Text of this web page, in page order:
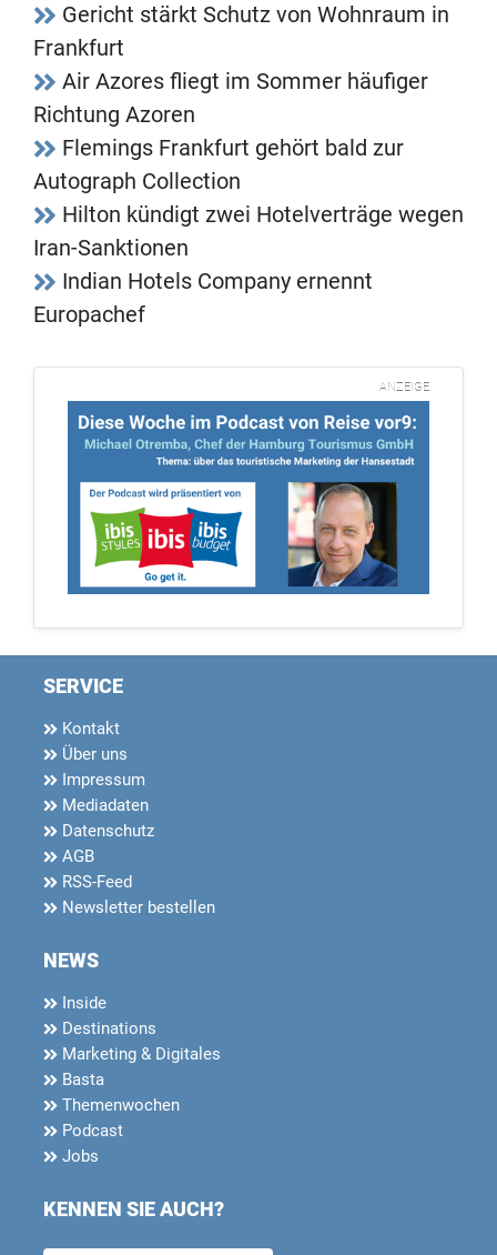
Gericht stärkt Schutz von Wohnraum in
Frankfurt
Air Azores fliegt im Sommer häufiger
Richtung Azoren
Flemings Frankfurt gehört bald zur
Autograph Collection
Hilton kündigt zwei Hotelverträge wegen
Iran-Sanktionen
Indian Hotels Company ernennt
Europachef
ANZEIGE
SERVICE
Kontakt
Über uns
Impressum
Mediadaten
Datenschutz
AGB
RSS-Feed
Newsletter bestellen
NEWS
Inside
Destinations
Marketing & Digitales
Basta
Themenwochen
Podcast
Jobs
KENNEN SIE AUCH?